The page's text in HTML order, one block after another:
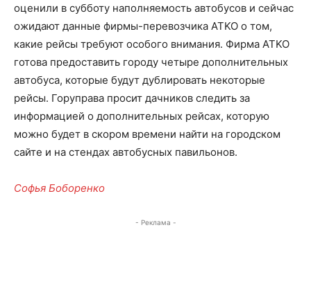
оценили в субботу наполняемость автобусов и сейчас
ожидают данные фирмы-перевозчика ATKO о том,
какие рейсы требуют особого внимания. Фирма ATKO
готова предоставить городу четыре дополнительных
автобуса, которые будут дублировать некоторые
рейсы. Горуправа просит дачников следить за
информацией о дополнительных рейсах, которую
можно будет в скором времени найти на городском
сайте и на стендах автобусных павильонов.
Софья Боборенко
- Реклама -